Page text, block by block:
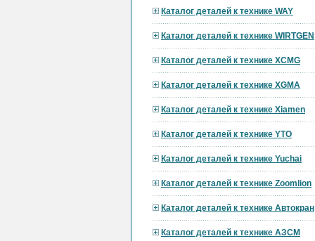
Каталог деталей к технике WAY
Каталог деталей к технике WIRTGEN
Каталог деталей к технике XCMG
Каталог деталей к технике XGMA
Каталог деталей к технике Xiamen
Каталог деталей к технике YTO
Каталог деталей к технике Yuchai
Каталог деталей к технике Zoomlion
Каталог деталей к технике Автокран
Каталог деталей к технике АЗСМ